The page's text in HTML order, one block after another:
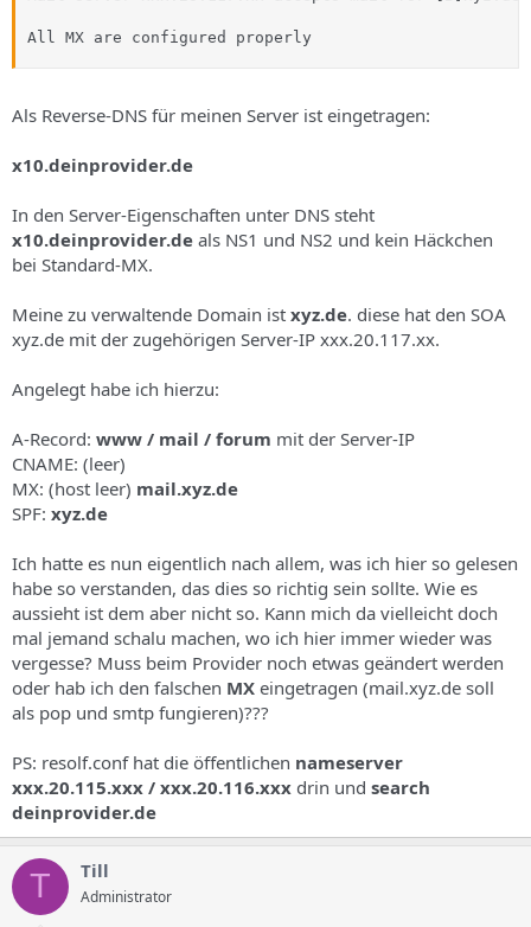
All MX are configured properly
Als Reverse-DNS für meinen Server ist eingetragen:
x10.deinprovider.de
In den Server-Eigenschaften unter DNS steht
x10.deinprovider.de als NS1 und NS2 und kein Häckchen
bei Standard-MX.
Meine zu verwaltende Domain ist xyz.de. diese hat den SOA
xyz.de mit der zugehörigen Server-IP xxx.20.117.xx.
Angelegt habe ich hierzu:
A-Record: www / mail / forum mit der Server-IP
CNAME: (leer)
MX: (host leer) mail.xyz.de
SPF: xyz.de
Ich hatte es nun eigentlich nach allem, was ich hier so gelesen
habe so verstanden, das dies so richtig sein sollte. Wie es
aussieht ist dem aber nicht so. Kann mich da vielleicht doch
mal jemand schalu machen, wo ich hier immer wieder was
vergesse? Muss beim Provider noch etwas geändert werden
oder hab ich den falschen MX eingetragen (mail.xyz.de soll
als pop und smtp fungieren)???
PS: resolf.conf hat die öffentlichen nameserver
xxx.20.115.xxx / xxx.20.116.xxx drin und search
deinprovider.de
T Till
Administrator